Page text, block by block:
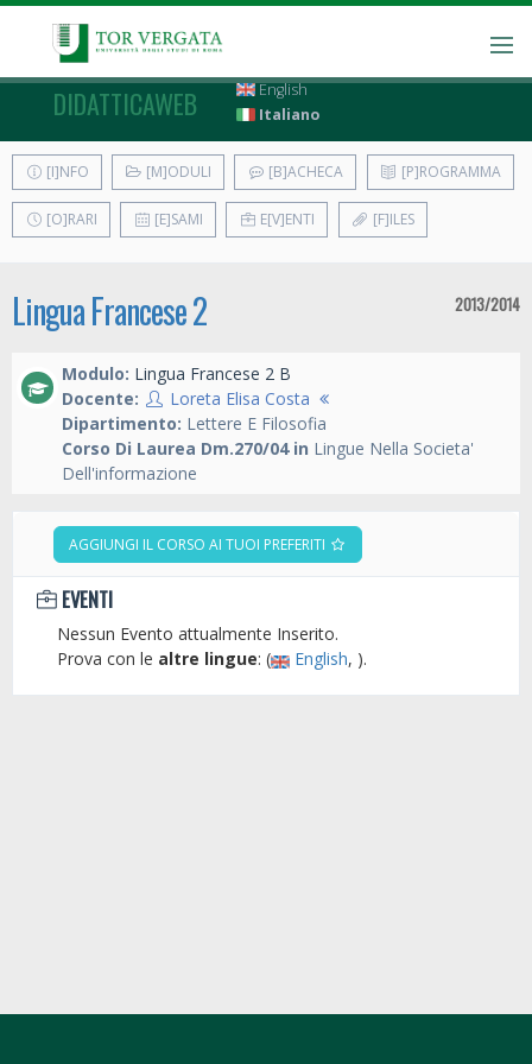
DIDATTICAWEB
English
Italiano
[I]NFO [M]ODULI [B]ACHECA [P]ROGRAMMA
[O]RARI [E]SAMI E[V]ENTI [F]ILES
Lingua Francese 2 2013/2014
Modulo: Lingua Francese 2 B
Docente:
Loreta Elisa Costa
Dipartimento: Lettere E Filosofia
Corso Di Laurea Dm.270/04 in Lingue Nella Societa'
Dell'informazione
AGGIUNGI IL CORSO AI TUOI PREFERITI
EVENTI
Nessun Evento attualmente Inserito.
Prova con le altre lingue: ( English, ).